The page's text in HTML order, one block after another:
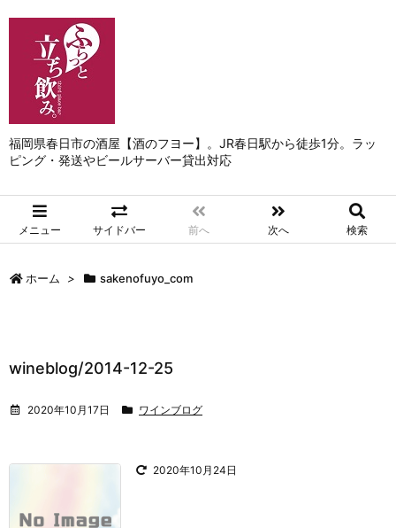
福岡県春日市の酒屋【酒のフヨー】。JR春日駅から徒歩1分。ラッ
ピング・発送やビールサーバー貸出対応
メニュー サイドバー 前へ 次へ 検索
ホーム > sakenofuyo_com
wineblog/2014-12-25
2020年10月17日 ワインブログ
2020年10月24日